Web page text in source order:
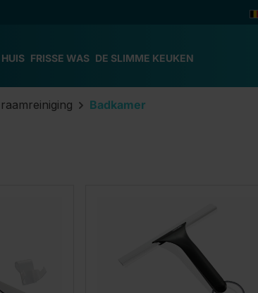
HUIS FRISSE WAS DE SLIMME KEUKEN
Badkamer